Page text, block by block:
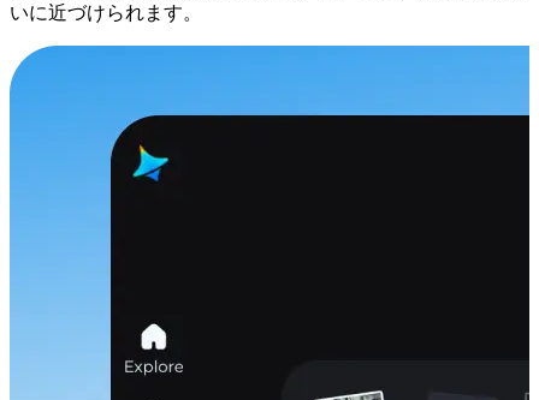
いに近づけられます。